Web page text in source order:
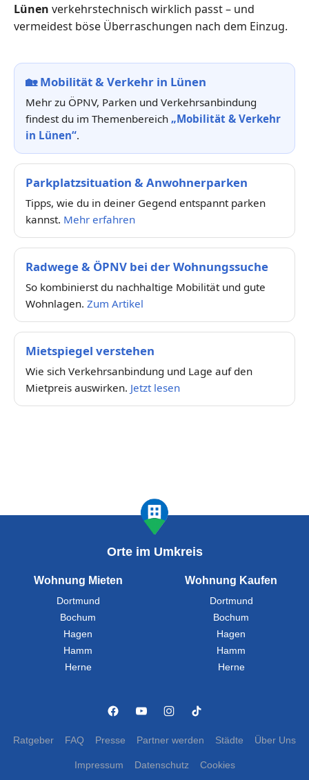
Lünen verkehrstechnisch wirklich passt – und
vermeidest böse Überraschungen nach dem Einzug.
🏡Mobilität & Verkehr in Lünen
Mehr zu ÖPNV, Parken und Verkehrsanbindung
findest du im Themenbereich „Mobilität & Verkehr
in Lünen“.
Parkplatzsituation & Anwohnerparken
Tipps, wie du in deiner Gegend entspannt parken
kannst. Mehr erfahren
Radwege & ÖPNV bei der Wohnungssuche
So kombinierst du nachhaltige Mobilität und gute
Wohnlagen. Zum Artikel
Mietspiegel verstehen
Wie sich Verkehrsanbindung und Lage auf den
Mietpreis auswirken. Jetzt lesen
Orte im Umkreis
Wohnung Mieten
Dortmund
Bochum
Hagen
Hamm
Herne
Wohnung Kaufen
Dortmund
Bochum
Hagen
Hamm
Herne
Ratgeber FAQ Presse Partner werden Städte Über Uns
Impressum Datenschutz Cookies